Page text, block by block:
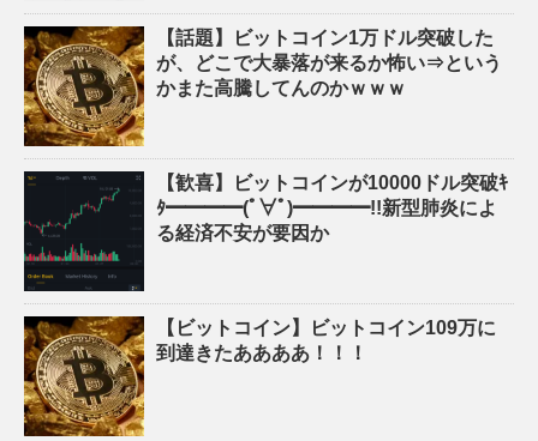
【話題】ビットコイン1万ドル突破した
が、どこで大暴落が来るか怖い⇒という
かまた高騰してんのかｗｗｗ
【歓喜】ビットコインが10000ドル突破ｷ
ﾀ━━━━(ﾟ∀ﾟ)━━━━!!新型肺炎によ
る経済不安が要因か
【ビットコイン】ビットコイン109万に
到達きたああああ！！！